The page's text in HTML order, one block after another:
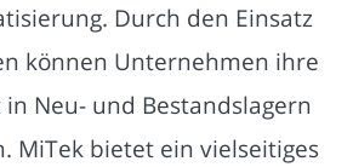
Durch den Einsatz
können Unternehmen ihre
Neu- und Bestandslagern
MiTek bietet ein vielseitiges